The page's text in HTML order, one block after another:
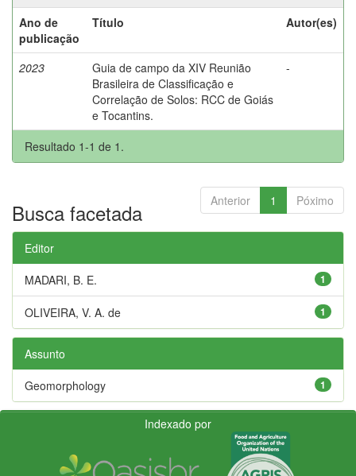
Ano de
publicação
Título Autor(es)
2023
Guia de campo da XIV Reunião
Brasileira de Classificação e
Correlação de Solos: RCC de Goiás
e Tocantins.
-
Resultado 1-1 de 1.
Anterior 1 Póximo
Busca facetada
Editor
1
MADARI, B. E.
1
OLIVEIRA, V. A. de
Assunto
1
Geomorphology
Indexado por